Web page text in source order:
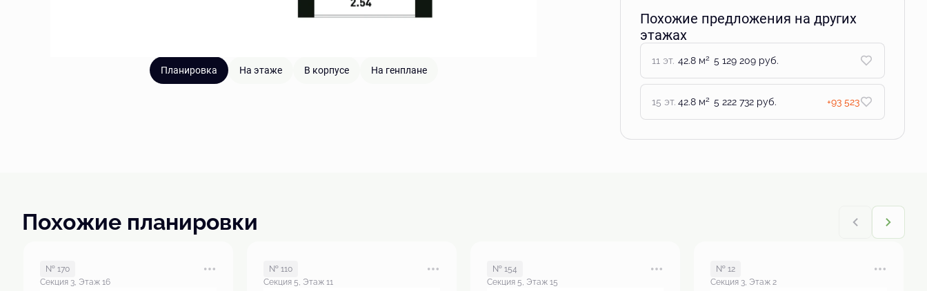
Планировка На этаже В корпусе На генплане
Похожие предложения на других
этажах
11 эт. 42.8 м2 5 129 209 руб.
15 эт. 42.8 м2 5 222 732 руб. +93 523
Похожие планировки
№ 170
Секция 3, Этаж 16
№ 110
Секция 5, Этаж 11
№ 154
Секция 5, Этаж 15
№ 12
Секция 3, Этаж 2